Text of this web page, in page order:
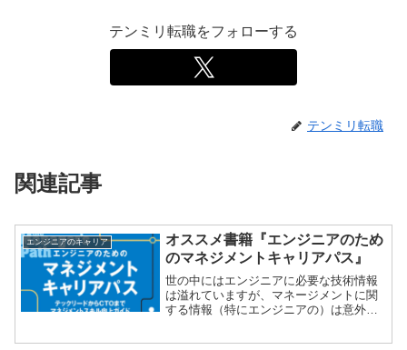
テンミリ転職をフォローする
テンミリ転職
関連記事
エンジニアのキャリア
オススメ書籍『エンジニアのため
のマネジメントキャリアパス』
世の中にはエンジニアに必要な技術情報
は溢れていますが、マネージメントに関
する情報（特にエンジニアの）は意外な